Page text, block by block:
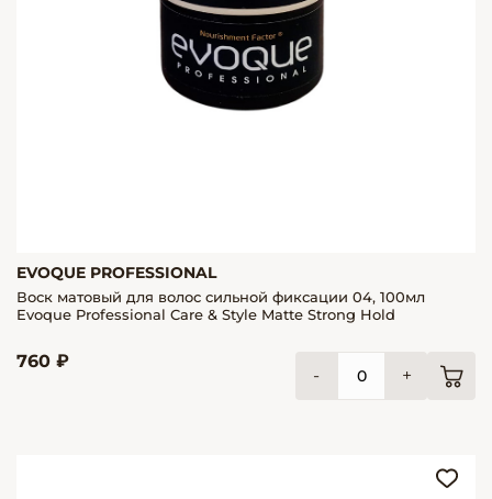
EVOQUE PROFESSIONAL
Воск матовый для волос сильной фиксации 04, 100мл
Evoque Professional Care & Style Matte Strong Hold
760 ₽
- +